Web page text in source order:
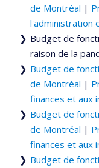
de Montréal |
l'administration
Budget de
raison de la
Budget de
de Montréal |
finances et aux
Budget de
de Montréal |
finances et aux
Budget de